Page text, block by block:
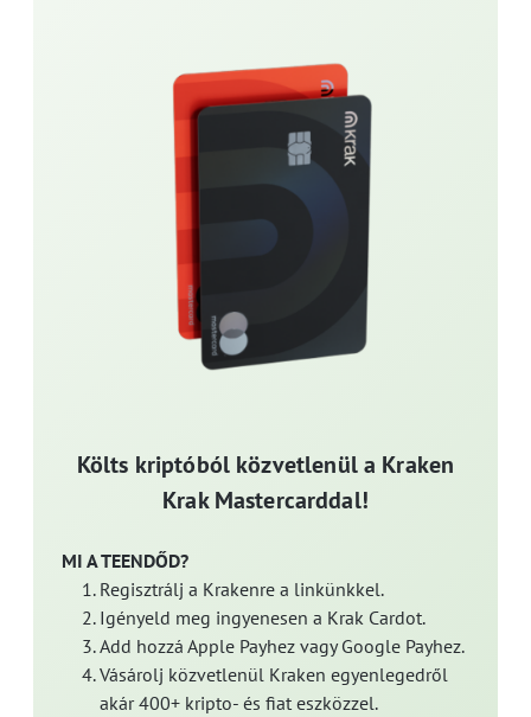
Költs kriptóból közvetlenül a Kraken
Krak Mastercarddal!
MI A TEENDŐD?
Regisztrálj a Krakenre a linkünkkel.
Igényeld meg ingyenesen a Krak Cardot.
Add hozzá Apple Payhez vagy Google Payhez.
Vásárolj közvetlenül Kraken egyenlegedről
akár 400+ kripto- és fiat eszközzel.